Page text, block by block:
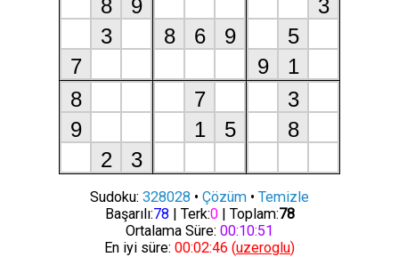
Sudoku: 328028 • Çözüm • Temizle
Başarılı:78| Terk:0| Toplam:78
Ortalama Süre: 00:10:51
En iyi süre: 00:02:46 (uzeroglu)